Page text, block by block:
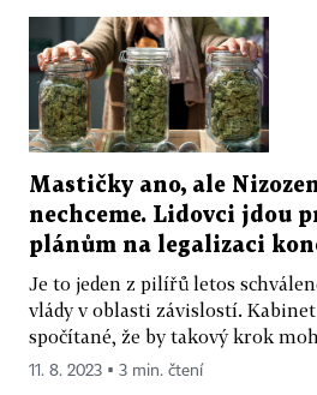
Mastičky ano, ale
nechceme. Lidovci jdou
plánům na legalizaci
Je to jeden z pilířů letos
vlády v oblasti závislostí.
spočítané, že by takový krok
11. 8. 2023 ▪ 3 min. čtení